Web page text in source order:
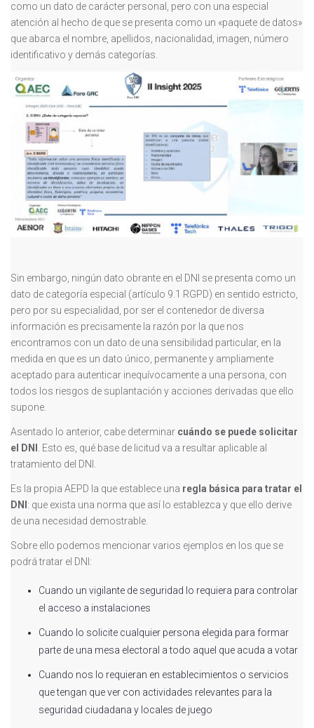
como un dato de carácter personal, pero con una especial
atención al hecho de que se presenta como un «paquete de datos»
que abarca el nombre, apellidos, nacionalidad, imagen, número
identificativo y demás categorías.
Sin embargo, ningún dato obrante en el DNI se presenta como un
dato de categoría especial (artículo 9.1 RGPD) en sentido estricto,
pero por su especialidad, por ser el contenedor de diversa
información es precisamente la razón por la que nos
encontramos con un dato de una sensibilidad particular, en la
medida en que es un dato único, permanente y ampliamente
aceptado para autenticar inequívocamente a una persona, con
todos los riesgos de suplantación y acciones derivadas que ello
supone.
Asentado lo anterior, cabe determinar cuándo se puede solicitar
el DNI . Esto es, qué base de licitud va a resultar aplicable al
tratamiento del DNI.
Es la propia AEPD la que establece una regla básica para tratar el
DNI : que exista una norma que así lo establezca y que ello derive
de una necesidad demostrable.
Sobre ello podemos mencionar varios ejemplos en los que se
podrá tratar el DNI:
Cuando un vigilante de seguridad lo requiera para controlar
el acceso a instalaciones
Cuando lo solicite cualquier persona elegida para formar
parte de una mesa electoral a todo aquel que acuda a votar
Cuando nos lo requieran en establecimientos o servicios
que tengan que ver con actividades relevantes para la
seguridad ciudadana y locales de juego